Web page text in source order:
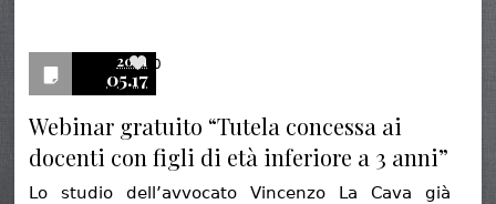
2021
05.17
0
Webinar gratuito “Tutela concessa ai
docenti con figli di età inferiore a 3 anni”
Lo studio dell’avvocato Vincenzo La Cava già